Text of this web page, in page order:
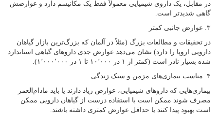
در مقابل، یک داروی شیمیایی معمولاً فقط یک مکانیسم دارد و عوارضش
گاهی شدیدتر است.
۳. عوارض جانبی کمتر
در تحقیقات و مطالعات بزرگ (مثلاً در آلمان که بزرگ‌ترین بازار گیاهان
دارویی اروپا را دارد) نشان می‌دهد عوارض جدی داروهای گیاهی استاندارد
شده بسیار نادر است (کمتر از ۱ در ۱۰٬۰۰۰ تا ۱ در ۱٬۰۰۰٬۰۰۰).
۴. مناسب بیماری‌های مزمن و سبک زندگی
بیماری‌هایی که داروهای شیمیایی، عوارض زیاد دارند یا باید مادام‌العمر
مصرف شوند ممکن است با استفاده درست از گیاهان دارویی ممکن
است بهبود پیدا کنند یا حداقل عوارض کمتری داشته باشند.